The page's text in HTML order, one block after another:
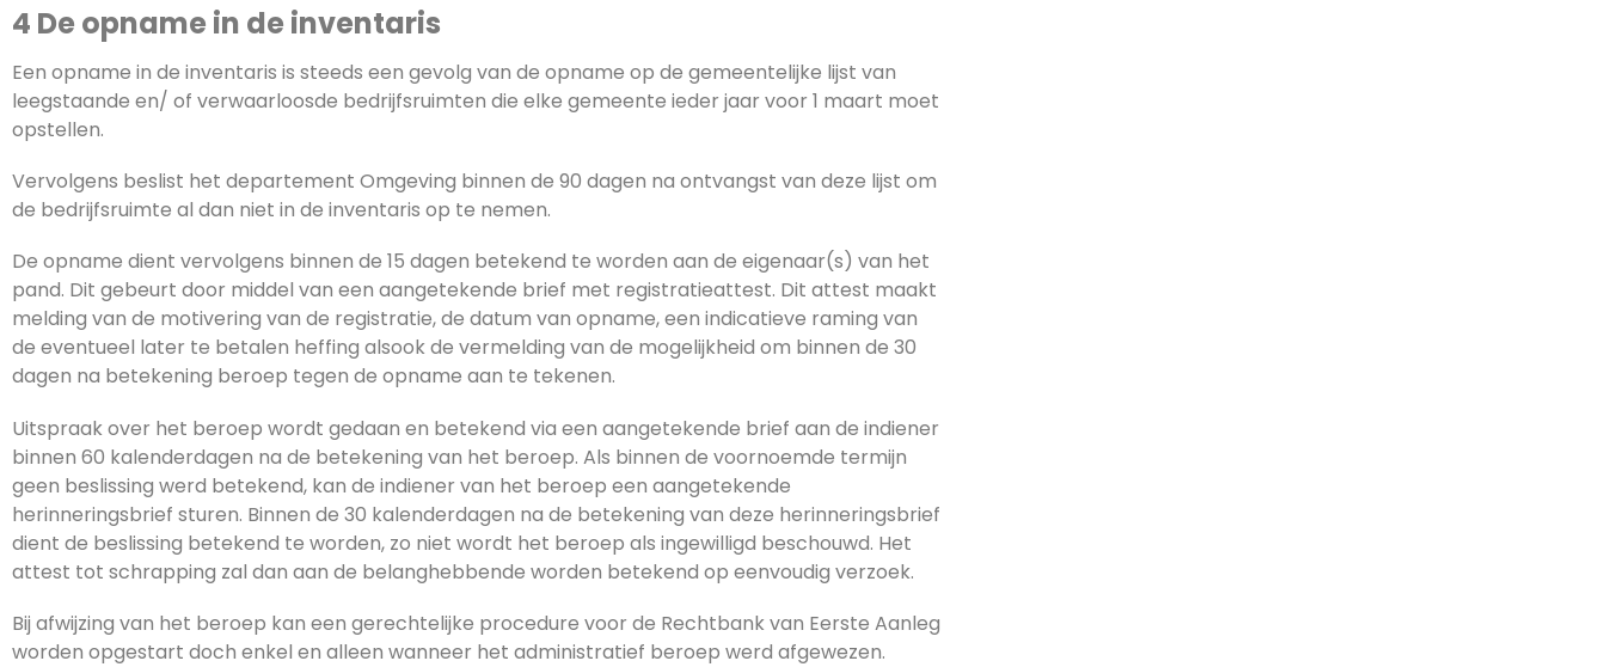
4 De opname in de inventaris
Een opname in de inventaris is steeds een gevolg van de opname op de gemeentelijke lijst van
leegstaande en/ of verwaarloosde bedrijfsruimten die elke gemeente ieder jaar voor 1 maart moet
opstellen.
Vervolgens beslist het departement Omgeving binnen de 90 dagen na ontvangst van deze lijst om
de bedrijfsruimte al dan niet in de inventaris op te nemen.
De opname dient vervolgens binnen de 15 dagen betekend te worden aan de eigenaar(s) van het
pand. Dit gebeurt door middel van een aangetekende brief met registratieattest. Dit attest maakt
melding van de motivering van de registratie, de datum van opname, een indicatieve raming van
de eventueel later te betalen heffing alsook de vermelding van de mogelijkheid om binnen de 30
dagen na betekening beroep tegen de opname aan te tekenen.
Uitspraak over het beroep wordt gedaan en betekend via een aangetekende brief aan de indiener
binnen 60 kalenderdagen na de betekening van het beroep. Als binnen de voornoemde termijn
geen beslissing werd betekend, kan de indiener van het beroep een aangetekende
herinneringsbrief sturen. Binnen de 30 kalenderdagen na de betekening van deze herinneringsbrief
dient de beslissing betekend te worden, zo niet wordt het beroep als ingewilligd beschouwd. Het
attest tot schrapping zal dan aan de belanghebbende worden betekend op eenvoudig verzoek.
Bij afwijzing van het beroep kan een gerechtelijke procedure voor de Rechtbank van Eerste Aanleg
worden opgestart doch enkel en alleen wanneer het administratief beroep werd afgewezen.